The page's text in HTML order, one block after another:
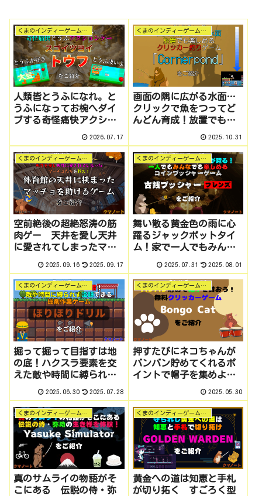
くまのインディーゲーム探訪
人類皆とうふになれ。と
うふになってお椀へダイ
ブする奇怪痛快アクショ
ウフ」をご紹介 くまのイ
ンディーゲーム探訪 #10
2026.07.17
くまのインディーゲーム探訪
画面の隅に広がる水面…
クリックで魚をつってど
んどん育成！放置でも楽
ーム「Cornerpond」をご
紹介 月１インディー #9
2025.10.31
くまのインディーゲーム探訪
空前絶後の超絶怒涛の筋
肉ゲー 天井を愛し天井
に愛されてしまったマッ
え！「体育館の天井に挟
まったマッチョを助ける
ゲーム」をご紹介 月１
インディー #8
2025.09.16 2025.09.17
くまのインディーゲーム探訪
舞い散る黄金色の雨に心
躍るジャックポットタイ
ム！家で一人でもみんな
シャーゲーム「古銭プッ
シャーフレンズ」をご紹
介 月１インディー #7
2025.07.31 2025.08.01
くまのインディーゲーム探訪
掘って掘って目指すは地
の底！ハクスラ要素を交
えた敵や時間に縛られな
りほりドリル」をご紹
介 月１インディー #6
2025.06.30 2025.07.28
くまのインディーゲーム探訪
押すたびにネコちゃんが
バンバン貯めてくれるポ
イントで帽子を集めよ
プに置いておけるクリッ
カーゲーム「Bongo Cat」
をご紹介 月１インディー
#5
2025.05.30
くまのインディーゲーム探訪
真のサムライの物語がそ
こにある 伝説の侍・弥
くまのインディーゲーム探訪
黄金への道は知恵と手札
が切り拓く すごろく型